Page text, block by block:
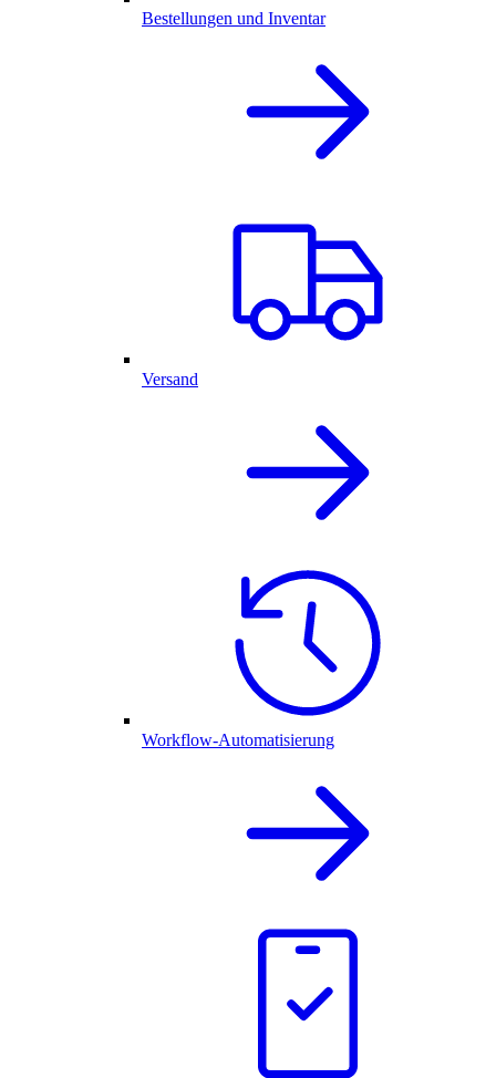
Bestellungen und Inventar
Versand
Workflow-Automatisierung